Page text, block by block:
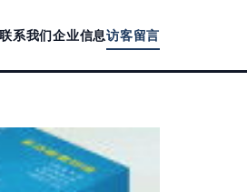
联系我们企业信息访客留言